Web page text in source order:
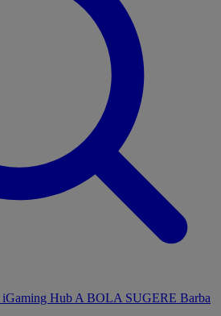
iGaming Hub A BOLA SUGERE Barba